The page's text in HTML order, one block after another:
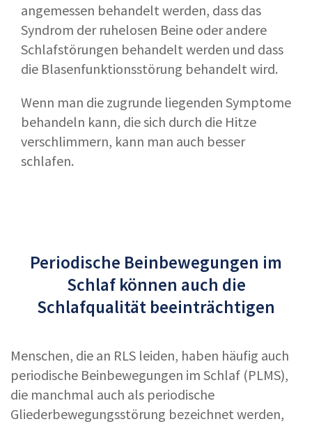
angemessen behandelt werden, dass das
Syndrom der ruhelosen Beine oder andere
Schlafstörungen behandelt werden und dass
die Blasenfunktionsstörung behandelt wird.
Wenn man die zugrunde liegenden Symptome
behandeln kann, die sich durch die Hitze
verschlimmern, kann man auch besser
schlafen.
Periodische Beinbewegungen im
Schlaf können auch die
Schlafqualität beeinträchtigen
Menschen, die an RLS leiden, haben häufig auch
periodische Beinbewegungen im Schlaf (PLMS),
die manchmal auch als periodische
Gliederbewegungsstörung bezeichnet werden,